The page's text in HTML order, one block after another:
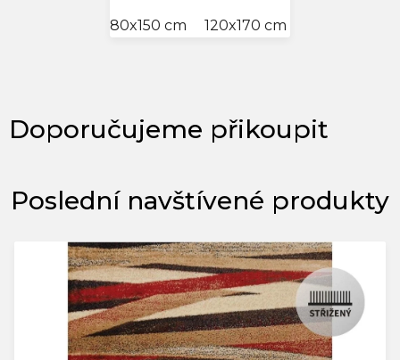
80x150 cm 120x170 cm
Poslední navštívené produkty